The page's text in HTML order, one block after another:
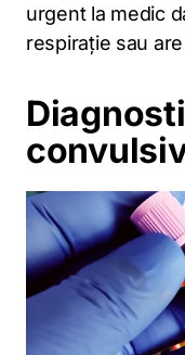
urgent la medic
respirație sau